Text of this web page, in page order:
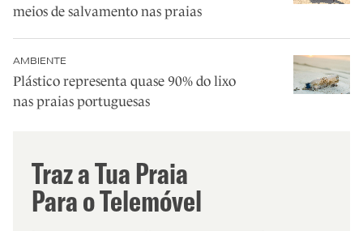
meios de salvamento nas praias
AMBIENTE
Plástico representa quase 90% do lixo
nas praias portuguesas
Traz a Tua Praia
Para o Telemóvel